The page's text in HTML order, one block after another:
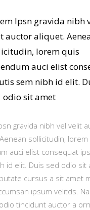
Ipsn gravida nibh
auctor aliquet.
lorem quis
auci elist
sem nibh id elit.
odio sit amet
gravida nibh vel velit
sollicitudin, lorem
auci elist consequat
id elit. Duis sed odio sit
cursus a sit amet
ipsum velitds.
tincidunt auctor a